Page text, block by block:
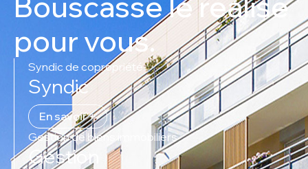
pour vous.
Syndic de copropriété
Syndic
En savoir +
Gestion de biens immobiliers
Gestion